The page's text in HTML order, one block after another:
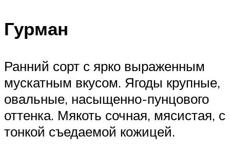
Гурман
Ранний сорт с ярко выраженным
мускатным вкусом. Ягоды крупные,
овальные, насыщенно-пунцового
оттенка. Мякоть сочная, мясистая, с
тонкой съедаемой кожицей.